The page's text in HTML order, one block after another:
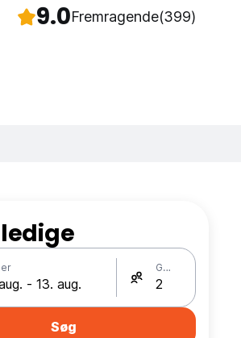
9.0Fremragende(399)
Gæster
Søg